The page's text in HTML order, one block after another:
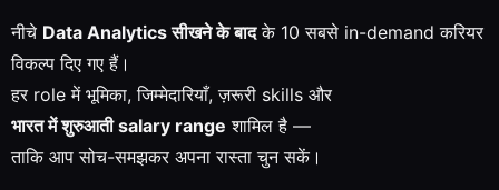
नीचे Data Analytics सीखने के बादके 10 सबसे in-demand करियर
विकल्प दिए गए हैं।
हर role में भूमिका, जिम्मेदारियाँ, ज़रूरी skills और
भारत में शुरुआती salary range शामिल है —
ताकि आप सोच-समझकर अपना रास्ता चुन सकें।